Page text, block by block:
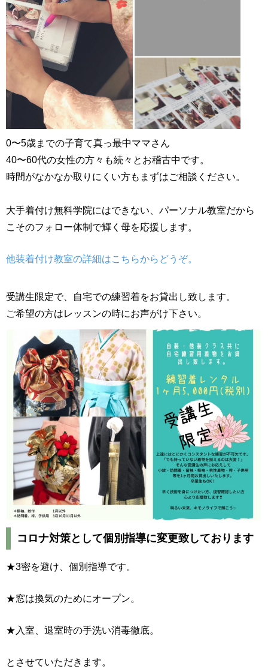
0〜5歳までの子育て真っ最中ママさん
40〜60代の女性の方々も続々とお稽古中です。
時間がなかなか取りにくい方もまずはご相談ください。
大手着付け無料学院にはできない、パーソナル教室だから
こそのフォロー体制で輝く母を応援します。
他装着付け教室の詳細はこちらからどうぞ。
受講生限定で、自宅での練習着をお貸出し致します。
ご希望の方はレッスンの時にお声がけ下さい。
コロナ対策として個別指導に変更致しております
★3密を避け、個別指導です。
★窓は換気のためにオープン。
★入室、退室時の手洗い消毒徹底。
とさせていただきます。